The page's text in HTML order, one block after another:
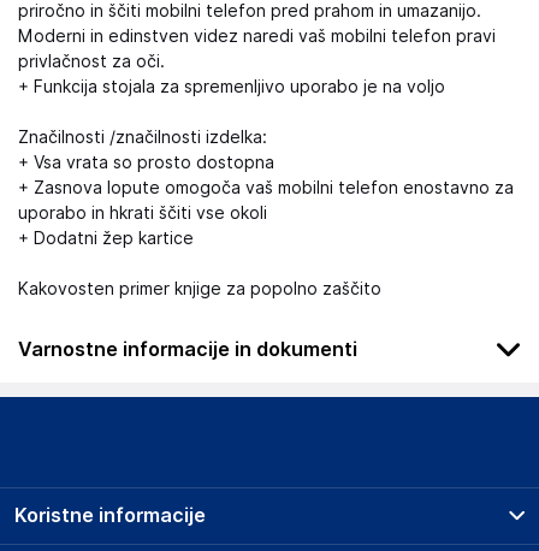
priročno in ščiti mobilni telefon pred prahom in umazanijo.
Moderni in edinstven videz naredi vaš mobilni telefon pravi
privlačnost za oči.
+ Funkcija stojala za spremenljivo uporabo je na voljo
Značilnosti /značilnosti izdelka:
+ Vsa vrata so prosto dostopna
+ Zasnova lopute omogoča vaš mobilni telefon enostavno za
uporabo in hkrati ščiti vse okoli
+ Dodatni žep kartice
Kakovosten primer knjige za popolno zaščito
Varnostne informacije in dokumenti
.
izdelka in lahko vključujejo ključne varnostne informacije,
povezane z določenim izdelkom.
Koristne informacije